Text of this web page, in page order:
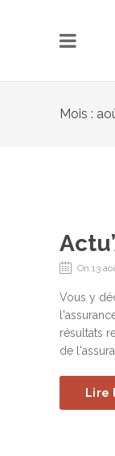
Mois :
On 13
Vous y
résultats
de
Lire